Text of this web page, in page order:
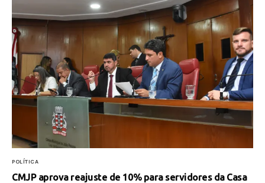
POLÍTICA
CMJP aprova reajuste de 10% para servidores da Casa